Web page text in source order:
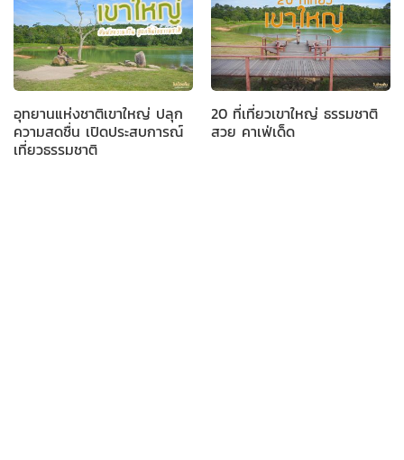
อุทยานแห่งชาติเขาใหญ่ ปลุก
ความสดชื่น เปิดประสบการณ์
เที่ยวธรรมชาติ
20 ที่เที่ยวเขาใหญ่ ธรรมชาติ
สวย คาเฟ่เด็ด